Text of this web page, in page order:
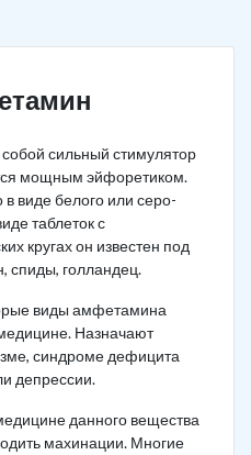
сильный стимулятор
мощным эйфоретиком.
виде белого или серо-
таблеток с
кругах он известен под
спиды, голландец.
виды амфетамина
Назначают
синдроме дефицита
депрессии.
данного вещества
махинации. Многие